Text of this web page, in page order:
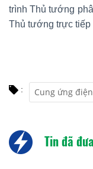
trình Thủ tướng
Thủ tướng trực tiếp
: Cung ứng điện
Tin đã đưa